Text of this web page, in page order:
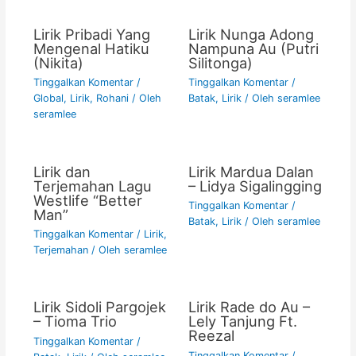
Lirik Pribadi Yang
Mengenal Hatiku
(Nikita)
Tinggalkan Komentar /
Global, Lirik, Rohani/ Oleh
seramlee
Lirik Nunga Adong
Nampuna Au (Putri
Silitonga)
Tinggalkan Komentar /
Batak, Lirik/ Oleh seramlee
Lirik dan
Terjemahan Lagu
Westlife “Better
Man”
Tinggalkan Komentar / Lirik,
Terjemahan/ Oleh seramlee
Lirik Mardua Dalan
– Lidya Sigalingging
Tinggalkan Komentar /
Batak, Lirik/ Oleh seramlee
Lirik Sidoli Pargojek
– Tioma Trio
Tinggalkan Komentar /
Lirik Rade do Au –
Lely Tanjung Ft.
Reezal